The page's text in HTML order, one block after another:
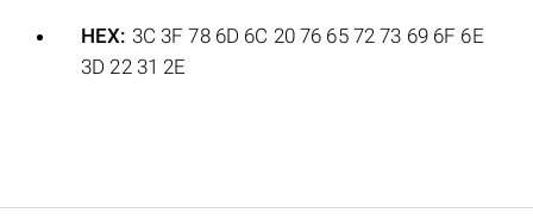
HEX: 3C 3F 78 6D 6C 20 76 65 72 73 69 6F 6E
3D 22 31 2E